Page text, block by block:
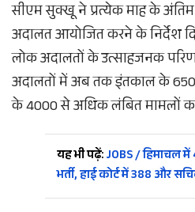
सीएम सुक्खू ने प्रत्येक माह के अंतिम
अदालत आयोजित करने के निर्देश
लोक अदालतों के उत्साहजनक
अदालतों में अब तक इंतकाल के
के 4000 से अधिक लंबित मामलों का
यह भी पढ़ें:JOBS / हिमाचल में
भर्ती, हाई कोर्ट में 388 और